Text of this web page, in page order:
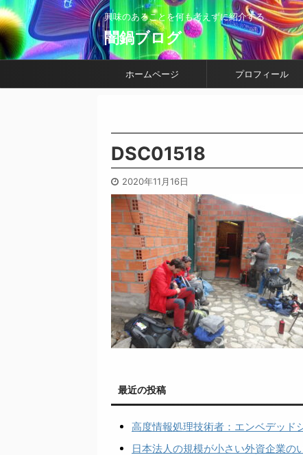
興味のあることを何も考えずに紹介する
闇鍋ブログ
ホームページ プロフィール
DSC01518
2020年11月16日
最近の投稿
高度情報処理技術者：エンベデッド
日本法人の規模が小さい外資企業の